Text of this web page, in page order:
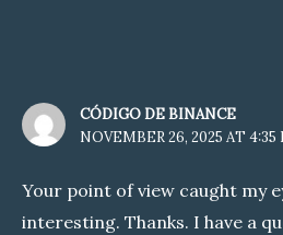
CÓDIGO DE BINANCE
NOVEMBER 26, 2025 AT 4:35
Your point of view caught my
interesting. Thanks. I have a